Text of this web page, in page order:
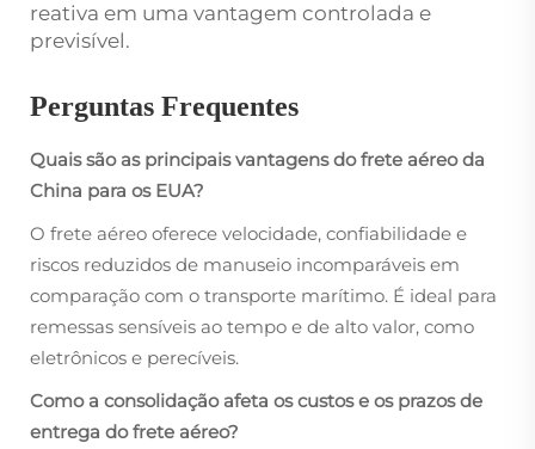
reativa em uma vantagem controlada e
previsível.
Perguntas Frequentes
Quais são as principais vantagens do frete aéreo da
China para os EUA?
O frete aéreo oferece velocidade, confiabilidade e
riscos reduzidos de manuseio incomparáveis em
comparação com o transporte marítimo. É ideal para
remessas sensíveis ao tempo e de alto valor, como
eletrônicos e perecíveis.
Como a consolidação afeta os custos e os prazos de
entrega do frete aéreo?